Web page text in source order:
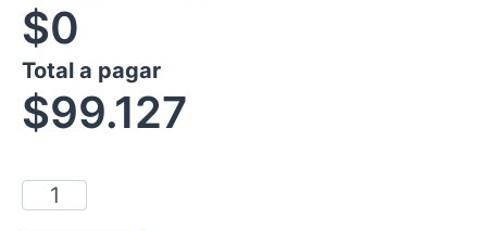
$0
Total a pagar
$99.127